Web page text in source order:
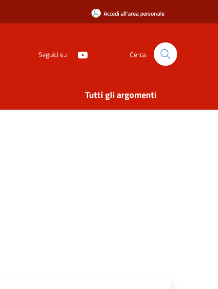
Accedi all'area personale
Seguici su Cerca
Tutti gli argomenti